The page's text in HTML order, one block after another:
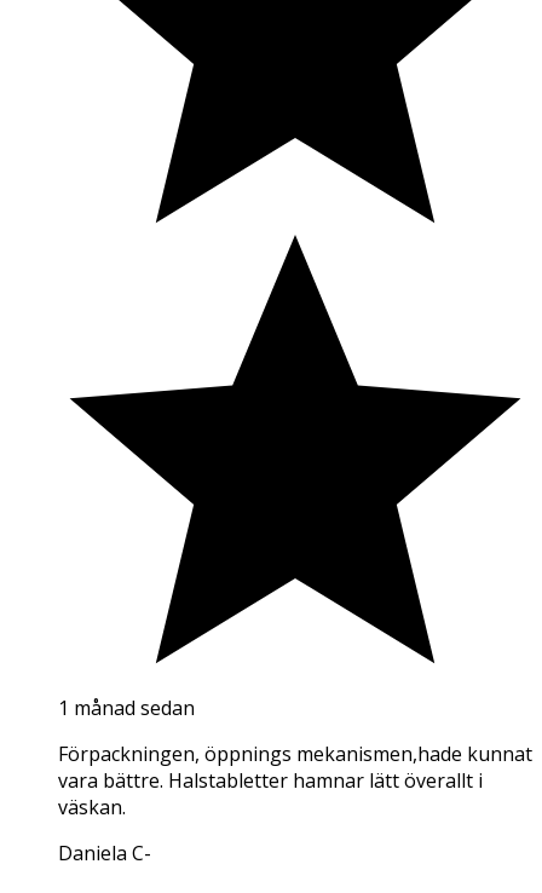
1 månad sedan
Förpackningen, öppnings mekanismen,hade kunnat
vara bättre. Halstabletter hamnar lätt överallt i
väskan.
Daniela C-